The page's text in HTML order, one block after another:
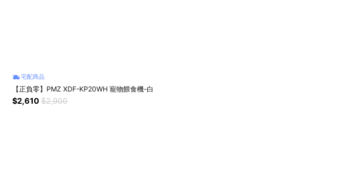
宅配商品
【正負零】PMZ XDF-KP20WH 寵物餵食機-白
$2,610 $2,900